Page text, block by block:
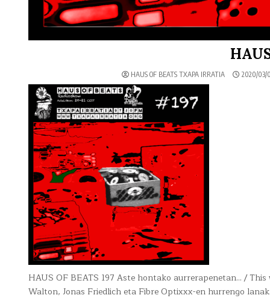
HAUS OF BEATS TXAPA IRRATIA 2020/03/
HAUS OF BEATS 197 Aste hontako aurrerapenetan… /
Walton, Jonas Friedlich eta Fibre Optixxx-en hurrengo